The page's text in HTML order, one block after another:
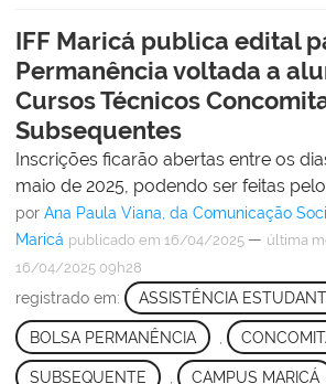
IFF Maricá publica edital
Permanência voltada a
Cursos Técnicos
Subsequentes
Inscrições ficarão abertas entre os
maio de 2025, podendo ser feitas
por Ana Paula Viana, da Comunicação
Maricá publicado em 16/04/2025 — última
16/04/2025 09h28
registrado em: ASSISTÊNCIA
BOLSA PERMANÊNCIA
SUBSEQUENTE CAMPUS MARICÁ